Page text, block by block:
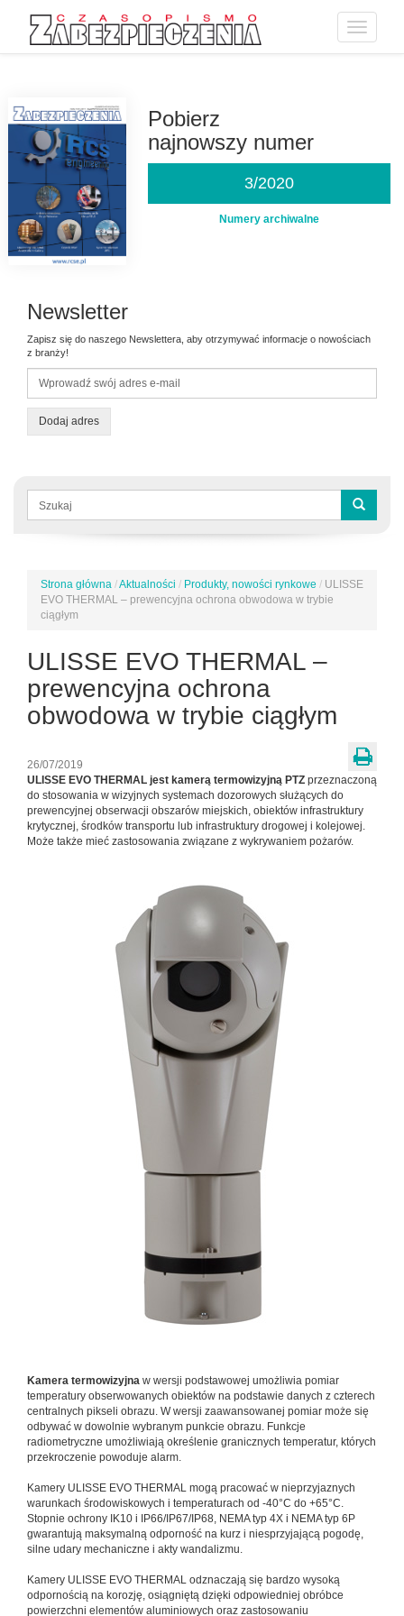
Toggle
Pobierz
najnowszy numer
3/2020
Numery archiwalne
Newsletter
Zapisz się do naszego Newslettera, aby otrzymywać informacje o nowościach
z branży!
Dodaj adres
Formularz
wyszukiwania
Jesteś
tutaj
Strona główna /Aktualności / Produkty, nowości rynkowe / ULISSE
EVO THERMAL – prewencyjna ochrona obwodowa w trybie
ciągłym
ULISSE EVO THERMAL –
prewencyjna ochrona
obwodowa w trybie ciągłym
26/07/2019
ULISSE EVO THERMAL jest kamerą termowizyjną PTZ przeznaczoną
do stosowania w wizyjnych systemach dozorowych służących do
prewencyjnej obserwacji obszarów miejskich, obiektów infrastruktury
krytycznej, środków transportu lub infrastruktury drogowej i kolejowej.
Może także mieć zastosowania związane z wykrywaniem pożarów.
Kamera termowizyjna w wersji podstawowej umożliwia pomiar
temperatury obserwowanych obiektów na podstawie danych z czterech
centralnych pikseli obrazu. W wersji zaawansowanej pomiar może się
odbywać w dowolnie wybranym punkcie obrazu. Funkcje
radiometryczne umożliwiają określenie granicznych temperatur, których
przekroczenie powoduje alarm.
Kamery ULISSE EVO THERMAL mogą pracować w nieprzyjaznych
warunkach środowiskowych i temperaturach od -40°C do +65°C.
Stopnie ochrony IK10 i IP66/IP67/IP68, NEMA typ 4X i NEMA typ 6P
gwarantują maksymalną odporność na kurz i niesprzyjającą pogodę,
silne udary mechaniczne i akty wandalizmu.
Kamery ULISSE EVO THERMAL odznaczają się bardzo wysoką
odpornością na korozję, osiągniętą dzięki odpowiedniej obróbce
powierzchni elementów aluminiowych oraz zastosowaniu